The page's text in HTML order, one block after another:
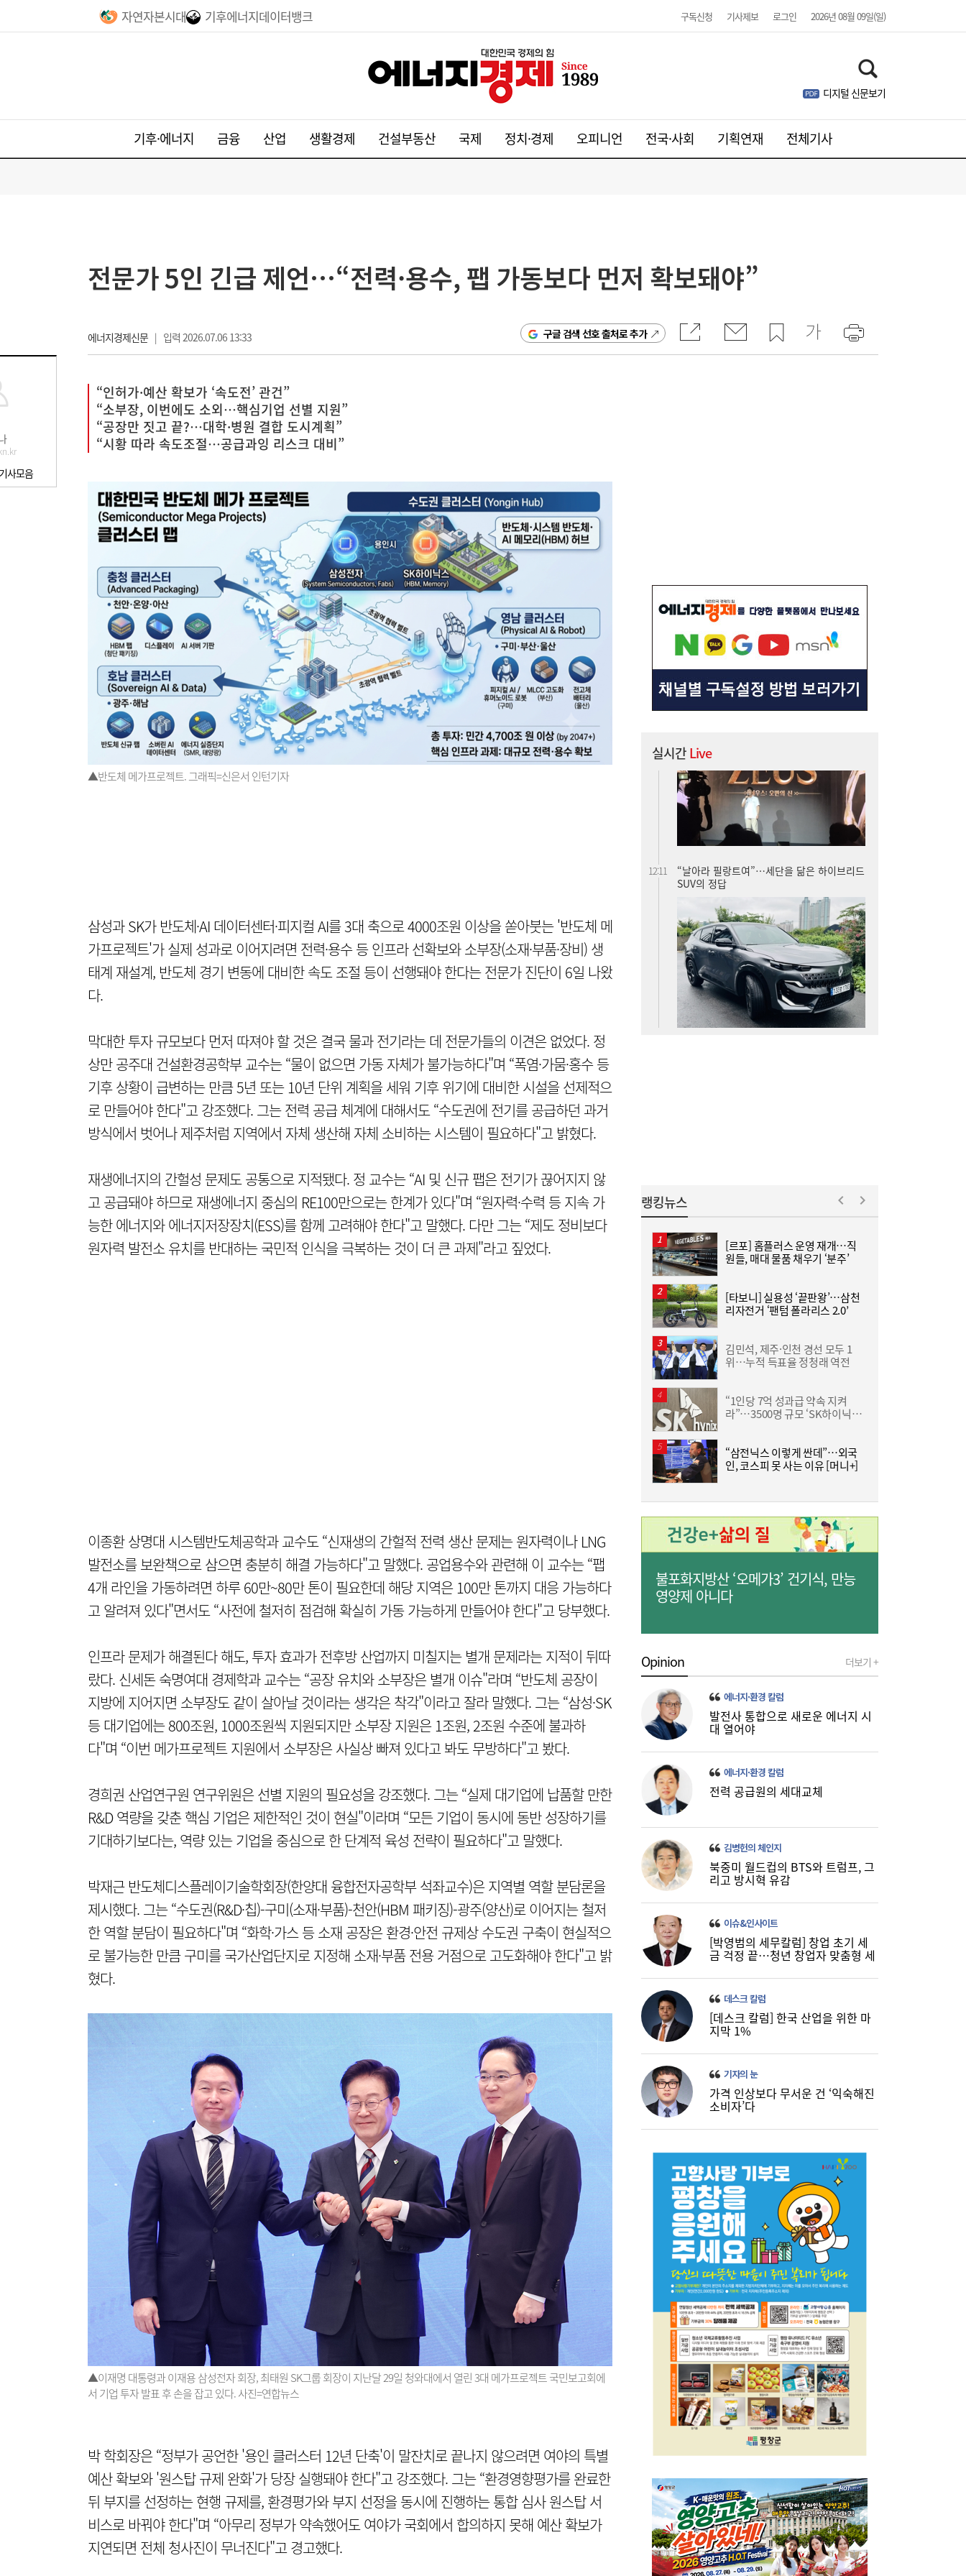
자연자본시대 기후에너지데이터뱅크 구독신청 기사제보 로그인 2026년 08월 09일(일)
디지털 신문보기
기후·에너지 금융 산업 생활경제 건설부동산 국제 정치·경제 오피니언 전국·사회 기획연재 전체기사
사모음
전문가 5인 긴급 제언…“전력·용수, 팹 가동보다 먼저 확보돼야”
에너지경제신문| 입력 2026.07.06 13:33 구글 검색 선호 출처로 추가
“인허가·예산 확보가 ‘속도전’ 관건”
“소부장, 이번에도 소외…핵심기업 선별 지원”
“공장만 짓고 끝?…대학·병원 결합 도시계획”
“시황 따라 속도조절…공급과잉 리스크 대비”
▲반도체 메가프로젝트. 그래픽=신은서 인턴기자
삼성과 SK가 반도체·AI 데이터센터·피지컬 AI를 3대 축으로 4000조원 이상을 쏟아붓는 '반도체 메
가프로젝트'가 실제 성과로 이어지려면 전력·용수 등 인프라 선확보와 소부장(소재·부품·장비) 생
태계 재설계, 반도체 경기 변동에 대비한 속도 조절 등이 선행돼야 한다는 전문가 진단이 6일 나왔
다.
막대한 투자 규모보다 먼저 따져야 할 것은 결국 물과 전기라는 데 전문가들의 이견은 없었다. 정
상만 공주대 건설환경공학부 교수는 “물이 없으면 가동 자체가 불가능하다"며 “폭염·가뭄·홍수 등
기후 상황이 급변하는 만큼 5년 또는 10년 단위 계획을 세워 기후 위기에 대비한 시설을 선제적으
로 만들어야 한다"고 강조했다. 그는 전력 공급 체계에 대해서도 “수도권에 전기를 공급하던 과거
방식에서 벗어나 제주처럼 지역에서 자체 생산해 자체 소비하는 시스템이 필요하다"고 밝혔다.
재생에너지의 간헐성 문제도 공통으로 지적됐다. 정 교수는 “AI 및 신규 팹은 전기가 끊어지지 않
고 공급돼야 하므로 재생에너지 중심의 RE100만으로는 한계가 있다"며 “원자력·수력 등 지속 가
능한 에너지와 에너지저장장치(ESS)를 함께 고려해야 한다"고 말했다. 다만 그는 “제도 정비보다
원자력 발전소 유치를 반대하는 국민적 인식을 극복하는 것이 더 큰 과제"라고 짚었다.
이종환 상명대 시스템반도체공학과 교수도 “신재생의 간헐적 전력 생산 문제는 원자력이나 LNG
발전소를 보완책으로 삼으면 충분히 해결 가능하다"고 말했다. 공업용수와 관련해 이 교수는 “팹
4개 라인을 가동하려면 하루 60만~80만 톤이 필요한데 해당 지역은 100만 톤까지 대응 가능하다
고 알려져 있다"면서도 “사전에 철저히 점검해 확실히 가동 가능하게 만들어야 한다"고 당부했다.
인프라 문제가 해결된다 해도, 투자 효과가 전후방 산업까지 미칠지는 별개 문제라는 지적이 뒤따
랐다. 신세돈 숙명여대 경제학과 교수는 “공장 유치와 소부장은 별개 이슈"라며 “반도체 공장이
지방에 지어지면 소부장도 같이 살아날 것이라는 생각은 착각"이라고 잘라 말했다. 그는 “삼성·SK
등 대기업에는 800조원, 1000조원씩 지원되지만 소부장 지원은 1조원, 2조원 수준에 불과하
다"며 “이번 메가프로젝트 지원에서 소부장은 사실상 빠져 있다고 봐도 무방하다"고 봤다.
경희권 산업연구원 연구위원은 선별 지원의 필요성을 강조했다. 그는 “실제 대기업에 납품할 만한
R&D 역량을 갖춘 핵심 기업은 제한적인 것이 현실"이라며 “모든 기업이 동시에 동반 성장하기를
기대하기보다는, 역량 있는 기업을 중심으로 한 단계적 육성 전략이 필요하다"고 말했다.
박재근 반도체디스플레이기술학회장(한양대 융합전자공학부 석좌교수)은 지역별 역할 분담론을
제시했다. 그는 “수도권(R&D·칩)-구미(소재·부품)-천안(HBM 패키징)-광주(양산)로 이어지는 철저
한 역할 분담이 필요하다"며 “화학·가스 등 소재 공장은 환경·안전 규제상 수도권 구축이 현실적으
로 불가능한 만큼 구미를 국가산업단지로 지정해 소재·부품 전용 거점으로 고도화해야 한다"고 밝
혔다.
▲이재명 대통령과 이재용 삼성전자 회장, 최태원 SK그룹 회장이 지난달 29일 청와대에서 열린 3대 메가프로젝트 국민보고회에
서 기업 투자 발표 후 손을 잡고 있다. 사진=연합뉴스
박 학회장은 “정부가 공언한 '용인 클러스터 12년 단축'이 말잔치로 끝나지 않으려면 여야의 특별
예산 확보와 '원스탑 규제 완화'가 당장 실행돼야 한다"고 강조했다. 그는 “환경영향평가를 완료한
뒤 부지를 선정하는 현행 규제를, 환경평가와 부지 선정을 동시에 진행하는 통합 심사 원스탑 서
비스로 바꿔야 한다"며 “아무리 정부가 약속했어도 여야가 국회에서 합의하지 못해 예산 확보가
지연되면 전체 청사진이 무너진다"고 경고했다.
실시간Live
컴투스, 회심의 역작 내놨다…‘제우스: 오만
의 신’ 26일 출격
“날아라 필랑트여”…세단을 닮은 하이브리드
SUV의 정답
“삼전닉스 이렇게 싼데”…외국인, 코스피 못
사는 이유 [머니+]
10:26
나란히 대출 키웠지만…희비 갈린 ‘카뱅·케
10:19
‘릴레이 흑자 전환’에도 못 웃는 K석화…변수
는 독일 ‘라인강’ 수위
10:06
“금리보다 한도가 문제”...대출시장 더 팍팍
해진다
랭킹뉴스
[르포] 홈플러스 운영 재개…직
원들, 매대 물품 채우기 ‘분주’
[타보니] 실용성 ‘끝판왕’…삼천
리자전거 ‘팬텀 폴라리스 2.0’
김민석, 제주·인천 경선 모두 1
위…누적 득표율 정청래 역전
“1인당 7억 성과급 약속 지켜
라”…3500명 규모 ‘SK하이닉스
“삼전닉스 이렇게 싼데”…외국
인, 코스피 못 사는 이유 [머니+]
불포화지방산 ‘오메가3’ 건기식, 만능
영양제 아니다
Opinion 더보기 +
에너지·환경 칼럼
발전사 통합으로 새로운 에너지 시
대 열어야
에너지·환경 칼럼
전력 공급원의 세대교체
김병헌의 체인지
북중미 월드컵의 BTS와 트럼프, 그
리고 방시혁 유감
이슈&인사이트
[박영범의 세무칼럼] 창업 초기 세
금 걱정 끝…청년 창업자 맞춤형 세
데스크 칼럼
[데스크 칼럼] 한국 산업을 위한 마
지막 1%
기자의 눈
가격 인상보다 무서운 건 ‘익숙해진
소비자’다